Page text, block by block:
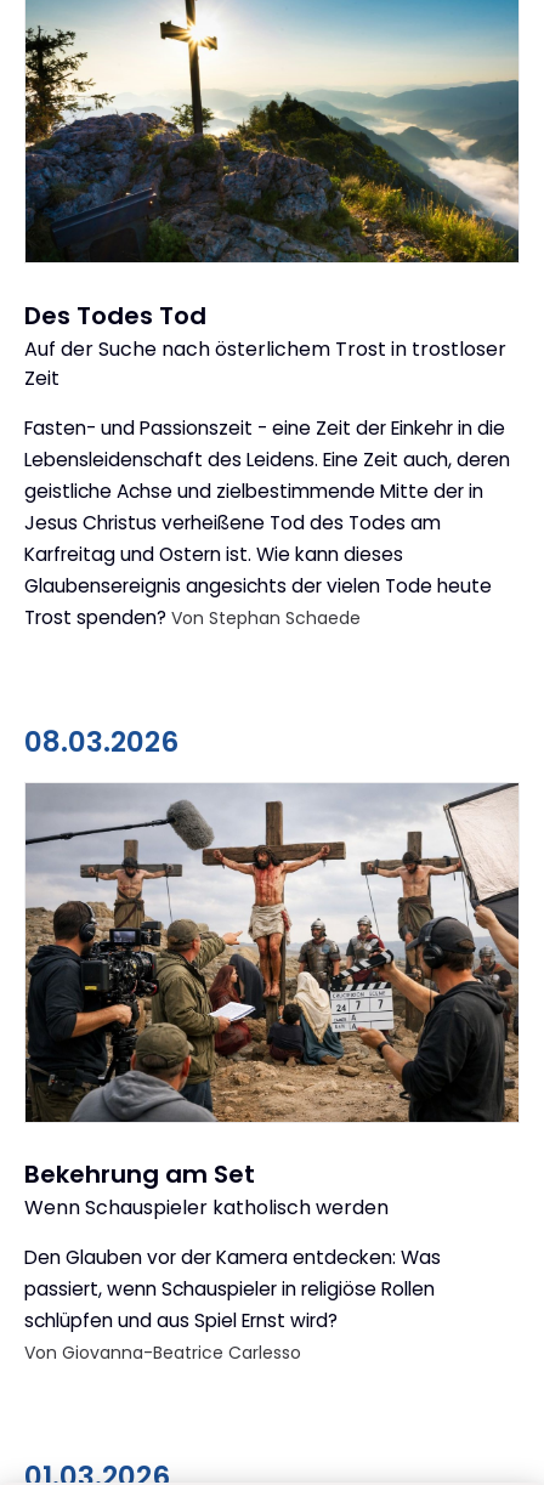
Des Todes Tod
:
Auf der Suche nach österlichem Trost in trostloser
Zeit
Fasten- und Passionszeit - eine Zeit der Einkehr in die
Lebensleidenschaft des Leidens. Eine Zeit auch, deren
geistliche Achse und zielbestimmende Mitte der in
Jesus Christus verheißene Tod des Todes am
Karfreitag und Ostern ist. Wie kann dieses
Glaubensereignis angesichts der vielen Tode heute
Trost spenden? Von Stephan Schaede
08.03.2026
Bekehrung am Set
:
Wenn Schauspieler katholisch werden
Den Glauben vor der Kamera entdecken: Was
passiert, wenn Schauspieler in religiöse Rollen
schlüpfen und aus Spiel Ernst wird?
Von Giovanna-Beatrice Carlesso
01.03.2026